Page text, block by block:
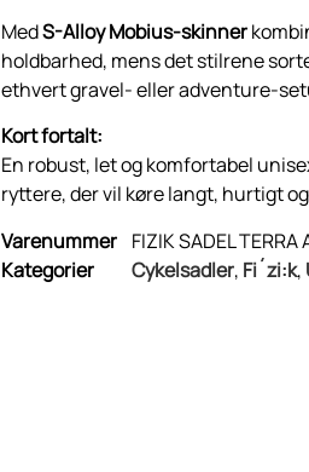
MedS-Alloy Mobius-skinner
holdbarhed, mens det stilrene
ethvert gravel- eller adventure-
Kort fortalt:
En robust, let og komfortabel
ryttere, der vil køre langt, hurtigt
Varenummer FIZIK SADEL
Kategorier
Cykelsadler, Fi´zi:k,